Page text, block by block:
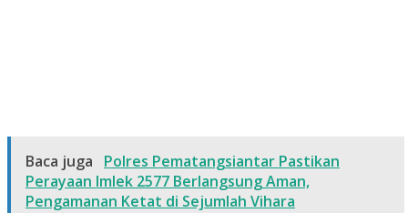
Baca juga
Polres Pematangsiantar Pastikan
Perayaan Imlek 2577 Berlangsung Aman,
Pengamanan Ketat di Sejumlah Vihara